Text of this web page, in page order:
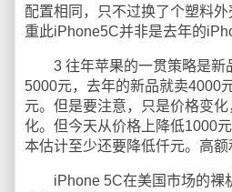
配置相同，只不过换了个塑料
重此iPhone5C并非是去年的
3 往年苹果的一贯策略是新
5000元，去年的新品就卖4000
元。但是要注意，只是价格变
化。但今天从价格上降低1000
本估计至少还要降低仟元。高额
iPhone 5C在美国市场的裸